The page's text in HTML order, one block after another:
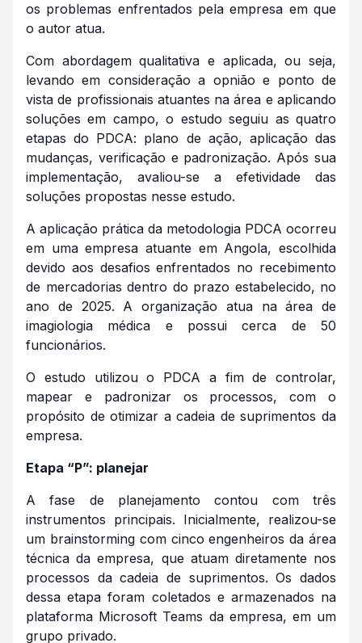
os problemas enfrentados pela empresa em que
o autor atua.
Com abordagem qualitativa e aplicada, ou seja,
levando em consideração a opnião e ponto de
vista de profissionais atuantes na área e aplicando
soluções em campo, o estudo seguiu as quatro
etapas do PDCA: plano de ação, aplicação das
mudanças, verificação e padronização. Após sua
implementação, avaliou-se a efetividade das
soluções propostas nesse estudo.
A aplicação prática da metodologia PDCA ocorreu
em uma empresa atuante em Angola, escolhida
devido aos desafios enfrentados no recebimento
de mercadorias dentro do prazo estabelecido, no
ano de 2025. A organização atua na área de
imagiologia médica e possui cerca de 50
funcionários.
O estudo utilizou o PDCA a fim de controlar,
mapear e padronizar os processos, com o
propósito de otimizar a cadeia de suprimentos da
empresa.
Etapa “P”: planejar
A fase de planejamento contou com três
instrumentos principais. Inicialmente, realizou-se
um brainstormingcom cinco engenheiros da área
técnica da empresa, que atuam diretamente nos
processos da cadeia de suprimentos. Os dados
dessa etapa foram coletados e armazenados na
plataforma Microsoft Teams da empresa, em um
grupo privado.